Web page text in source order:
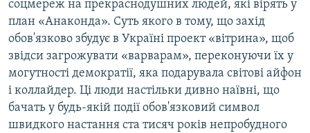
соцмереж на прекраснодушних людей, які вірять у
план «Анаконда». Суть якого в тому, що захід
обов'язково збудує в Україні проект «вітрина», щоб
звідси загрожувати «варварам», переконуючи їх у
могутності демократії, яка подарувала світові айфон
і коллайдер. Ці люди настільки дивно наївні, що
бачать у будь-якій події обов'язковий символ
швидкого настання ста тисяч років непробудного